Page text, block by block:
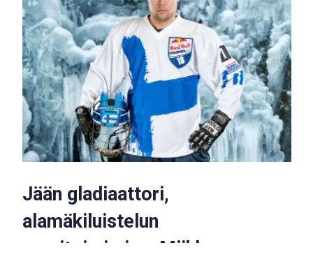
Jään gladiaattori,
alamäkiluistelun
monitoimimies: Miikka